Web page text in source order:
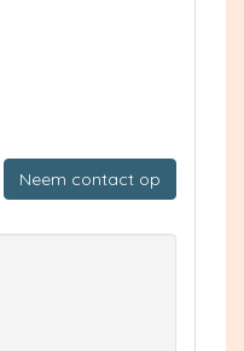
Neem contact op